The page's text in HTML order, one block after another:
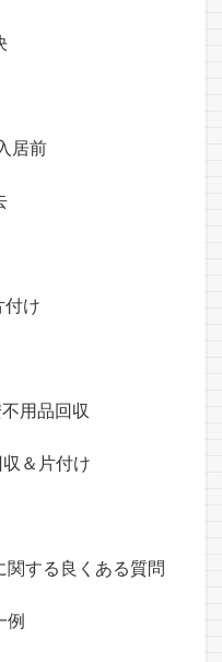
居前
け
用品回収
＆片付け
関する良くある質問
例